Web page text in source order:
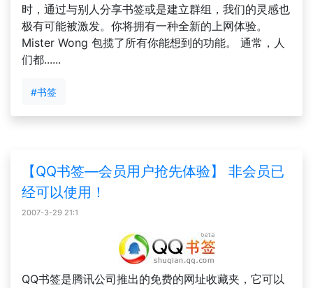
时，通过与别人分享书签或是建立群组，我们的灵感也
极有可能被激发。你将拥有一种全新的上网体验。
Mister Wong 包揽了所有你能想到的功能。 通常，人
们都......
#书签
【QQ书签—会员用户抢先体验】 非会员已
经可以使用！
2007-3-29 21:1
QQ书签是腾讯公司推出的免费的网址收藏夹，它可以